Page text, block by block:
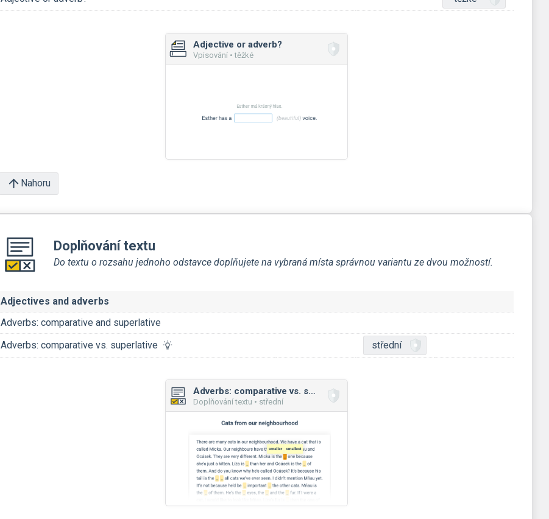
Adjective or adverb?
Vpisování • těžké
Nahoru
Doplňování textu
Do textu o rozsahu jednoho odstavce doplňujete na vybraná místa správnou variantu ze dvou možností.
Adjectives and adverbs
Adverbs: comparative and superlative
Adverbs: comparative vs. superlative
střední
Adverbs: comparative vs. superlative
Doplňování textu • střední